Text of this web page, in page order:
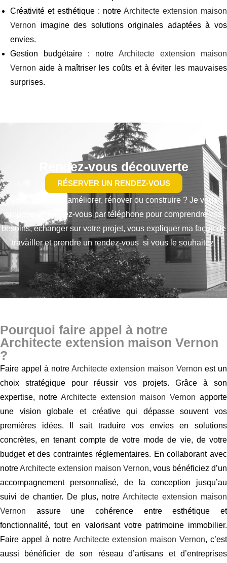
Créativité et esthétique : notre Architecte extension maison
Vernon imagine des solutions originales adaptées à vos
envies.
Gestion budgétaire : notre Architecte extension maison
Vernon aide à maîtriser les coûts et à éviter les mauvaises
surprises.
Rendez-vous découverte
RÉSERVER UN RENDEZ-VOUS
Vous souhaitez améliorer, rénover ou construire ? Je vous
propose un rendez-vous par téléphone pour comprendre vos
besoins,échanger sur votre projet, vous expliquer ma façon de
travailler et prendre un rendez-vous si vous le souhaitez.
Pourquoi faire appel à notre
Architecte extension maison Vernon
?
Faire appel à notre Architecte extension maison Vernon est un
choix stratégique pour réussir vos projets. Grâce à son
expertise, notre Architecte extension maison Vernon apporte
une vision globale et créative qui dépasse souvent vos
premières idées. Il sait traduire vos envies en solutions
concrètes, en tenant compte de votre mode de vie, de votre
budget et des contraintes réglementaires. En collaborant avec
notreArchitecte extension maison Vernon, vous bénéficiez d’un
accompagnement personnalisé, de la conception jusqu’au
suivi de chantier. De plus, notreArchitecte extension maison
Vernon assure une cohérence entre esthétique et
fonctionnalité, tout en valorisant votre patrimoine immobilier.
Faire appel à notre Architecte extension maison Vernon, c’est
aussi bénéficier de son réseau d’artisans et d’entreprises